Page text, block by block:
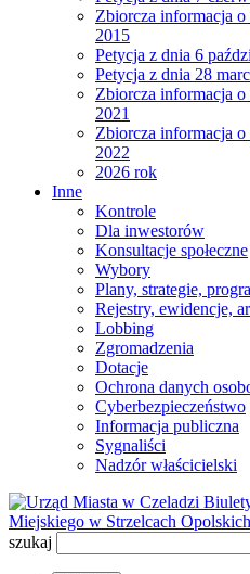
Zbiorcza informacja
2015
Petycja z dnia 6
Petycja z dnia 28
Zbiorcza informacja
2021
Zbiorcza informacja
2022
2026 rok
Inne
Kontrole
Dla inwestorów
Konsultacje społeczne
Wybory
Plany, strategie,
Rejestry, ewidencje,
Lobbing
Zgromadzenia
Dotacje
Ochrona danych
Cyberbezpieczeństwo
Informacja publiczna
Sygnaliści
Nadzór właścicielski
Miejskiego w Strzelcach Opolskich
szukaj